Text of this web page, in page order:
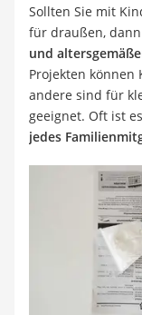
Sollten Sie mit
für draußen, dann
und
Projekten
andere sind für
geeignet. Oft ist
jedes